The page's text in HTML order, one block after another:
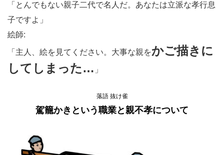
「とんでもない親子二代で名人だ。あなたは立派な孝行息
子ですよ」
絵師:
「主人、絵を見てください。大事な親をかご描きに
してしまった… 」
落語 抜け雀
駕籠かきという職業と親不孝について